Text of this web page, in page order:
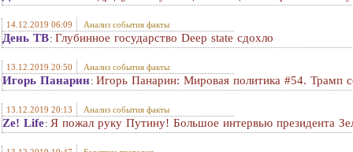
14.12.2019 06:09 Анализ события факты
День ТВ: Глубинное государство Deep state сдохло
13.12.2019 20:50 Анализ события факты
Игорь Панарин: Игорь Панарин: Мировая политика #54. Трамп
13.12.2019 20:13 Анализ события факты
Ze! Life: Я пожал руку Путину! Большое интервью президента